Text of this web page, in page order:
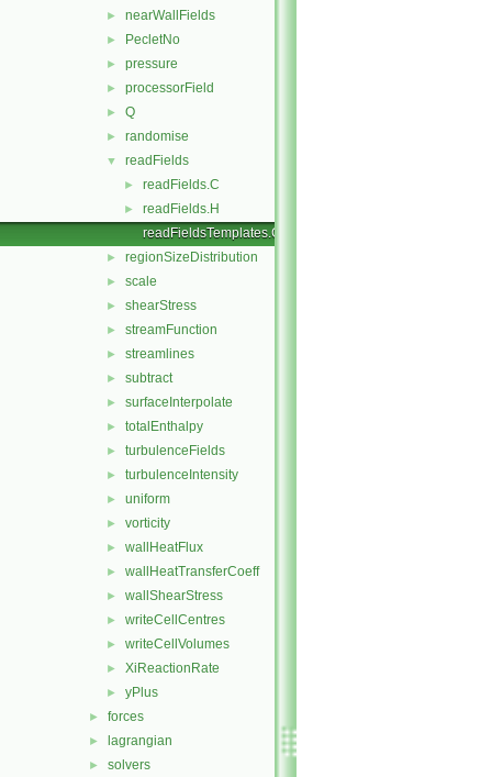
► nearWallFields
► PecletNo
► pressure
► processorField
► Q
► randomise
▼ readFields
► readFields.C
►
readFields.H
readFieldsTemplates.C
► regionSizeDistribution
► scale
► shearStress
► streamFunction
► streamlines
► subtract
► surfaceInterpolate
► totalEnthalpy
► turbulenceFields
► turbulenceIntensity
► uniform
► vorticity
► wallHeatFlux
► wallHeatTransferCoeff
► wallShearStress
► writeCellCentres
► writeCellVolumes
► XiReactionRate
► yPlus
► forces
► lagrangian
► solvers